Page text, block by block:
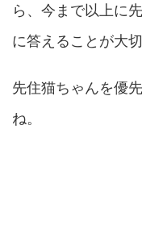
ら、今まで以上に
に答えることが大切
先住猫ちゃんを優
ね。